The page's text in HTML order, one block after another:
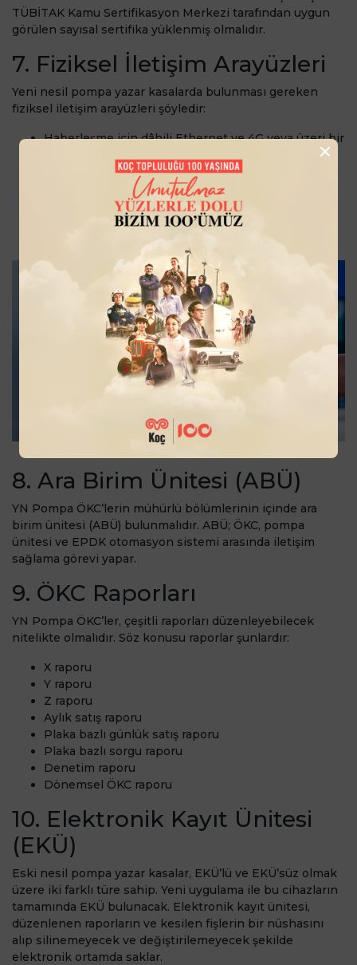
TÜBİTAK Kamu Sertifikasyon Merkezi tarafından uygun
görülen sayısal sertifika yüklenmiş olmalıdır.
7. Fiziksel İletişim Arayüzleri
Yeni nesil pompa yazar kasalarda bulunması gereken
fiziksel iletişim arayüzleri şöyledir:
Haberleşme için dâhili Ethernet ve 4G veya üzeri bir
En az 1 adet seri arayüz
Bağlanmasına izin verilen harici çevre birimleri için
1 adet USB arayüzü
Sadakat programları, taşıt tanıma, pompacı tanıma
8. Ara Birim Ünitesi (ABÜ)
YN Pompa ÖKC’lerin mühürlü bölümlerinin içinde ara
birim ünitesi (ABÜ) bulunmalıdır. ABÜ; ÖKC, pompa
ünitesi ve EPDK otomasyon sistemi arasında iletişim
sağlama görevi yapar.
9. ÖKC Raporları
YN Pompa ÖKC’ler, çeşitli raporları düzenleyebilecek
nitelikte olmalıdır. Söz konusu raporlar şunlardır:
X raporu
Y raporu
Z raporu
Aylık satış raporu
Plaka bazlı günlük satış raporu
Plaka bazlı sorgu raporu
Denetim raporu
Dönemsel ÖKC raporu
10. Elektronik Kayıt Ünitesi
(EKÜ)
Eski nesil pompa yazar kasalar, EKÜ’lü ve EKÜ’süz olmak
üzere iki farklı türe sahip. Yeni uygulama ile bu cihazların
tamamında EKÜ bulunacak. Elektronik kayıt ünitesi,
düzenlenen raporların ve kesilen fişlerin bir nüshasını
alıp silinemeyecek ve değiştirilemeyecek şekilde
elektronik ortamda saklar.